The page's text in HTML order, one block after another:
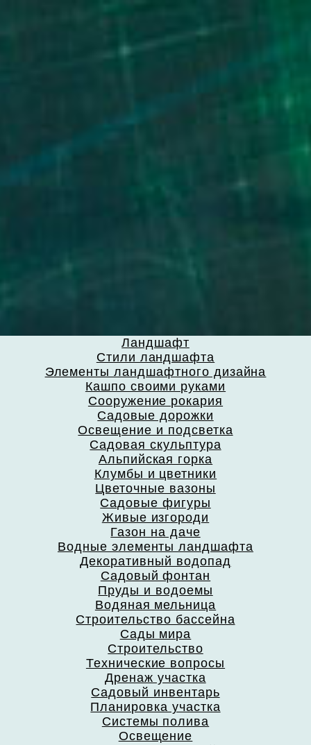
Ландшафт
Стили ландшафта
Элементы ландшафтного дизайна
Кашпо своими руками
Сооружение рокария
Садовые дорожки
Освещение и подсветка
Садовая скульптура
Альпийская горка
Клумбы и цветники
Цветочные вазоны
Садовые фигуры
Живые изгороди
Газон на даче
Водные элементы ландшафта
Декоративный водопад
Садовый фонтан
Пруды и водоемы
Водяная мельница
Строительство бассейна
Сады мира
Строительство
Технические вопросы
Дренаж участка
Садовый инвентарь
Планировка участка
Системы полива
Освещение